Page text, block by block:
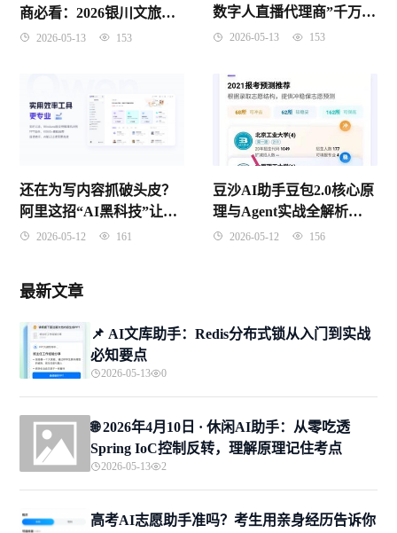
商必看：2026银川文旅数
字化红利到底怎么抓？
2026-05-13 153
数字人直播代理商”千万别
只看价格，这3个坑踩了要
2026-05-13 153
还在为写内容抓破头皮？
阿里这招“AI黑科技”让无
数打工人惊掉了下巴
2026-05-12 161
豆沙AI助手豆包2.0核心原
理与Agent实战全解析
（2026年4月版）
2026-05-12 156
最新文章
📌 ​AI文库助手：Redis分布式锁从入门到实战
必知要点
2026-05-13 0
🌐 2026年4月10日 · 休闲AI助手：从零吃透
Spring IoC控制反转，理解原理记住考点
2026-05-13 2
高考AI志愿助手准吗？考生用亲身经历告诉你